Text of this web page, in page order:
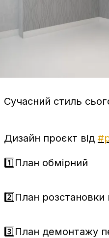
Сучасний стиль
Дизайн проєкт від
1️⃣План обмірний
2️⃣План розстановки
3️⃣План демонтажу